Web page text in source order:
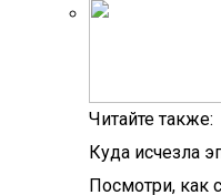
Читайте также:
Куда исчезла
Посмотри, как